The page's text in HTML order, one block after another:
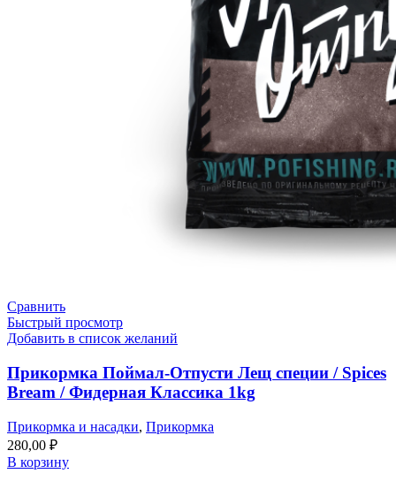
Сравнить
Быстрый просмотр
Добавить в список желаний
Прикормка Поймал-Отпусти Лещ специи / Spices
Bream / Фидерная Классика 1kg
Прикормка и насадки, Прикормка
280,00 ₽
В корзину